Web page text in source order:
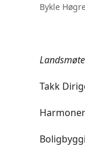
Bykle
Takk